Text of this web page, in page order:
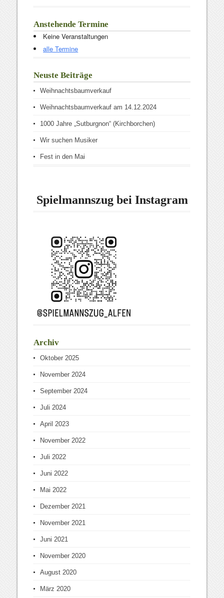
Anstehende Termine
Keine Veranstaltungen
alle Termine
Neuste Beiträge
Weihnachtsbaumverkauf
Weihnachtsbaumverkauf am 14.12.2024
1000 Jahre „Sutburgnon“ (Kirchborchen)
Wir suchen Musiker
Fest in den Mai
Spielmannszug bei Instagram
Archiv
Oktober 2025
November 2024
September 2024
Juli 2024
April 2023
November 2022
Juli 2022
Juni 2022
Mai 2022
Dezember 2021
November 2021
Juni 2021
November 2020
August 2020
März 2020